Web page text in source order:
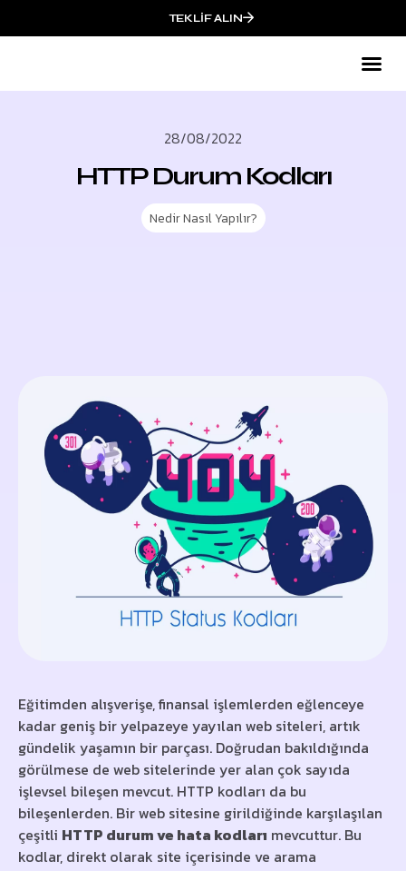
TEKLIF ALIN
28/08/2022
HTTP Durum Kodları
Nedir Nasıl Yapılır?
Eğitimden alışverişe, finansal işlemlerden eğlenceye
kadar geniş bir yelpazeye yayılan web siteleri, artık
gündelik yaşamın bir parçası. Doğrudan bakıldığında
görülmese de web sitelerinde yer alan çok sayıda
işlevsel bileşen mevcut. HTTP kodları da bu
bileşenlerden. Bir web sitesine girildiğinde karşılaşılan
çeşitli HTTP durum ve hata kodları mevcuttur. Bu
kodlar, direkt olarak site içerisinde ve arama